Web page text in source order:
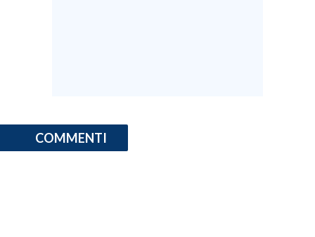
COMMENTI